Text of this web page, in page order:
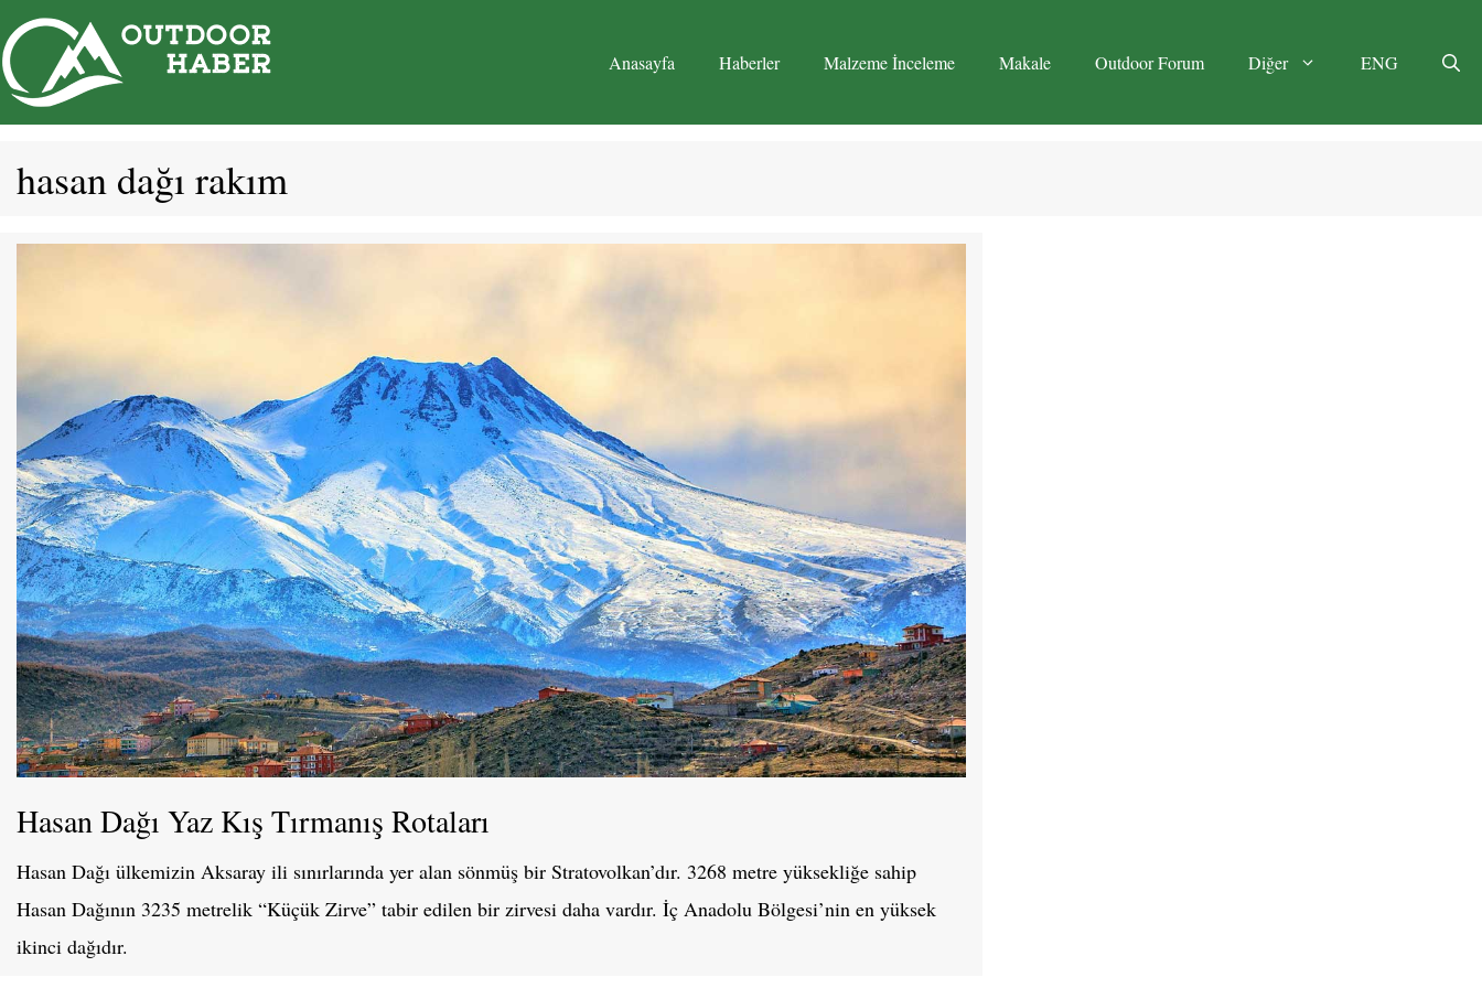
İçeriğe
atla
Anasayfa Haberler Malzeme İnceleme Makale Outdoor Forum Diğer ENG
hasan dağı rakım
Hasan Dağı Yaz Kış Tırmanış Rotaları
Hasan Dağı ülkemizin Aksaray ili sınırlarında yer alan sönmüş bir Stratovolkan’dır. 3268 metre yüksekliğe sahip
Hasan Dağının 3235 metrelik “Küçük Zirve” tabir edilen bir zirvesi daha vardır. İç Anadolu Bölgesi’nin en yüksek
ikinci dağıdır.